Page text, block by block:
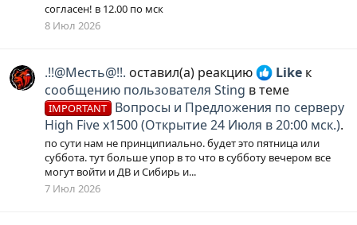
согласен! в 12.00 по мск
8 Июл 2026
.!!@Месть@!!. оставил(а) реакцию Like к
сообщению пользователя Sting в теме
IMPORTANT Вопросы и Предложения по серверу
High Five x1500 (Открытие 24 Июля в 20:00 мск.).
по сути нам не принципиально. будет это пятница или
суббота. тут больше упор в то что в субботу вечером все
могут войти и ДВ и Сибирь и...
7 Июл 2026